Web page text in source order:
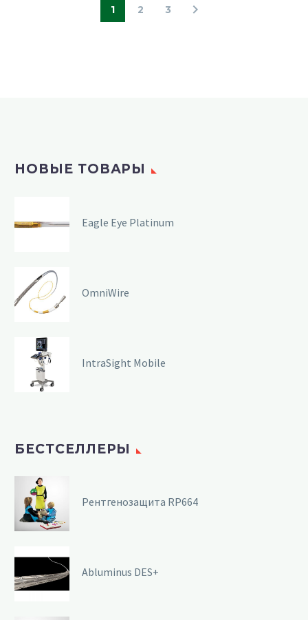
1 2 3
НОВЫЕ ТОВАРЫ
Eagle Eye Platinum
OmniWire
IntraSight Mobile
БЕСТСЕЛЛЕРЫ
Рентгенозащита RP664
Abluminus DES+